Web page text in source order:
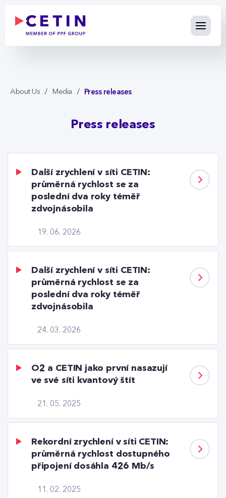
About Us Media Press releases
Press releases
19. 06. 2026
Další zrychlení v síti CETIN:
průměrná rychlost se za
poslední dva roky téměř
zdvojnásobila
24. 03. 2026
Další zrychlení v síti CETIN:
průměrná rychlost se za
poslední dva roky téměř
zdvojnásobila
21. 05. 2025
O2 a CETIN jako první nasazují
ve své síti kvantový štít
11. 02. 2025
Rekordní zrychlení v síti CETIN:
průměrná rychlost dostupného
připojení dosáhla 426 Mb/s